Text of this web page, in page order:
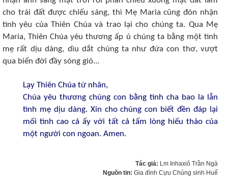
cho trái đất được chiếu sáng, thì Mẹ Maria cũng đón nhận
tình yêu của Thiên Chúa và trao lại cho chúng ta. Qua Mẹ
Maria, Thiên Chúa yêu thương ấp ủ chúng ta bằng một tình
mẹ rất dịu dàng, dìu dắt chúng ta như đứa con thơ, vượt
qua biển đời đầy sóng gió...
Lạy Thiên Chúa từ nhân,
Chúa yêu thương chúng con bằng tình cha bao la lẫn
tình mẹ dịu dàng. Xin cho chúng con biết đền đáp lại
mối tình cao cả ấy với tất cả tấm lòng hiếu thảo của
một người con ngoan. Amen.
Tác giả: Lm Inhaxiô Trần Ngà
Nguồn tin: Gia đình Cựu Chủng sinh Huế